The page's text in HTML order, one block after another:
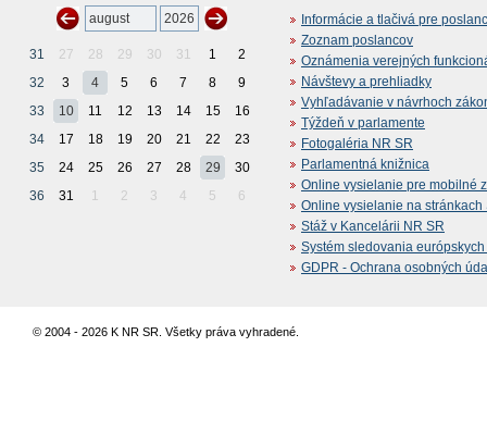
31 27 28 29 30 31 1
2
32
3 4 5 6 7 8
9
33
10 11 12 13 14 15
16
34
17 18 19 20 21 22
23
35
24 25 26 27 28 29
30
36
31 1 2 3 4 5 6
Informácie a tlačivá pre
Zoznam poslancov
Oznámenia verejných
Návštevy a prehliadky
Vyhľadávanie v návrhoch
Týždeň v parlamente
Fotogaléria NR SR
Parlamentná knižnica
Online vysielanie pre mobilné
Online vysielanie na stránkach
Stáž v Kancelárii NR SR
Systém sledovania
GDPR - Ochrana osobných
© 2004 - 2026 K NR SR. Všetky práva vyhradené.